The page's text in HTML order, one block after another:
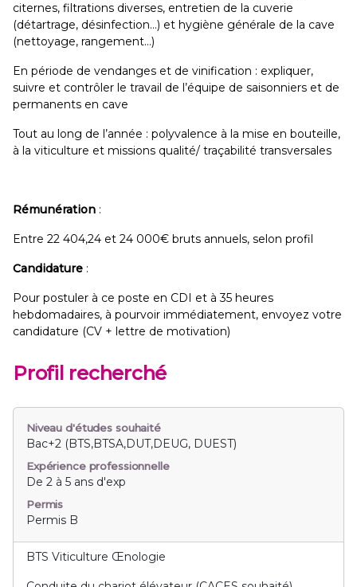
citernes, filtrations diverses, entretien de la cuverie
(détartrage, désinfection…) et hygiène générale de la cave
(nettoyage, rangement…)
En période de vendanges et de vinification : expliquer,
suivre et contrôler le travail de l’équipe de saisonniers et de
permanents en cave
Tout au long de l’année : polyvalence à la mise en bouteille,
à la viticulture et missions qualité/ traçabilité transversales
Rémunération :
Entre 22 404,24 et 24 000€ bruts annuels, selon profil
Candidature :
Pour postuler à ce poste en CDI et à 35 heures
hebdomadaires, à pourvoir immédiatement, envoyez votre
candidature (CV + lettre de motivation)
Profil recherché
Niveau d'études souhaité
Bac+2 (BTS,BTSA,DUT,DEUG, DUEST)
Expérience professionnelle
De 2 à 5 ans d'exp
Permis
Permis B
BTS Viticulture Œnologie